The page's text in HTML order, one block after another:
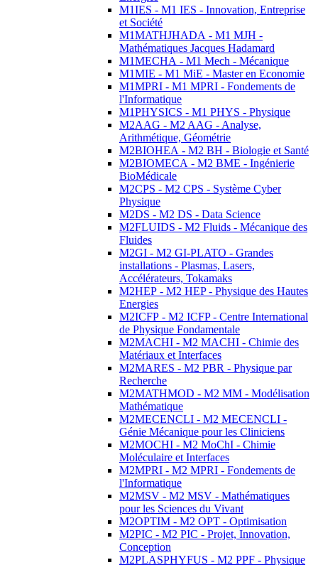
M1IES - M1 IES - Innovation, Entreprise
et Société
M1MATHJHADA - M1 MJH -
Mathématiques Jacques Hadamard
M1MECHA - M1 Mech - Mécanique
M1MIE - M1 MiE - Master en Economie
M1MPRI - M1 MPRI - Fondements de
l'Informatique
M1PHYSICS - M1 PHYS - Physique
M2AAG - M2 AAG - Analyse,
Arithmétique, Géométrie
M2BIOHEA - M2 BH - Biologie et Santé
M2BIOMECA - M2 BME - Ingénierie
BioMédicale
M2CPS - M2 CPS - Système Cyber
Physique
M2DS - M2 DS - Data Science
M2FLUIDS - M2 Fluids - Mécanique des
Fluides
M2GI - M2 GI-PLATO - Grandes
installations - Plasmas, Lasers,
Accélérateurs, Tokamaks
M2HEP - M2 HEP - Physique des Hautes
Energies
M2ICFP - M2 ICFP - Centre International
de Physique Fondamentale
M2MACHI - M2 MACHI - Chimie des
Matériaux et Interfaces
M2MARES - M2 PBR - Physique par
Recherche
M2MATHMOD - M2 MM - Modélisation
Mathématique
M2MECENCLI - M2 MECENCLI -
Génie Mécanique pour les Cliniciens
M2MOCHI - M2 MoChI - Chimie
Moléculaire et Interfaces
M2MPRI - M2 MPRI - Fondements de
l'Informatique
M2MSV - M2 MSV - Mathématiques
pour les Sciences du Vivant
M2OPTIM - M2 OPT - Optimisation
M2PIC - M2 PIC - Projet, Innovation,
Conception
M2PLASPHYFUS - M2 PPF - Physique